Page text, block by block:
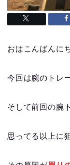
おはこんばんに
今回は腕のトレ
そして前回の腕
思ってる以上に